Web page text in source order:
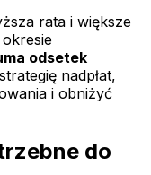
rata i większe
odsetek
nadpłat,
i obniżyć
do